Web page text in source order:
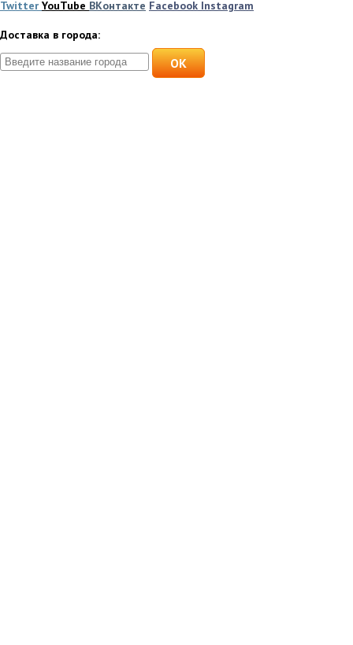
Twitter YouTube ВКонтакте Facebook Instagram
Доставка в города:
OK